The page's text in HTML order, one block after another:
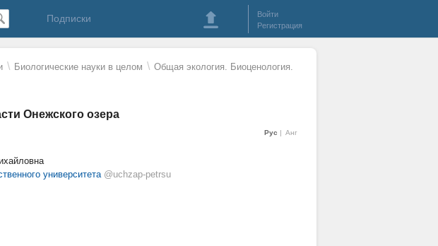
Подписки
Войти
Регистрация
\ Биологические науки в целом \ Общая экология. Биоценология.
Онежского озера
Рус Анг
университета @uchzap-petrsu